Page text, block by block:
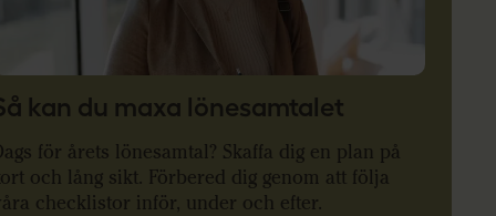
kan du maxa lönesamtalet
för årets lönesamtal? Skaffa dig en plan på
och lång sikt. Förbered dig genom att följa
checklistor inför, under och efter.